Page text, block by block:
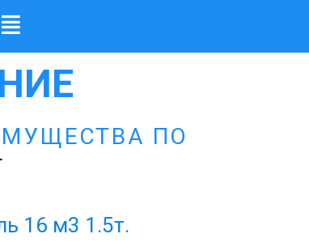
ПО
16 м3 1.5т.